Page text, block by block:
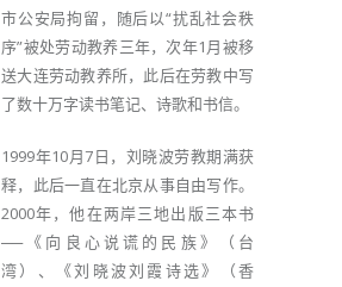
市公安局拘留，随后以“扰乱社会秩
序”被处劳动教养三年，次年1月被移
送大连劳动教养所，此后在劳教中写
了数十万字读书笔记、诗歌和书信。
1999年10月7日，刘晓波劳教期满获
释，此后一直在北京从事自由写作。
2000年，他在两岸三地出版三本书
──《向良心说谎的民族》（台
湾）、《刘晓波刘霞诗选》（香